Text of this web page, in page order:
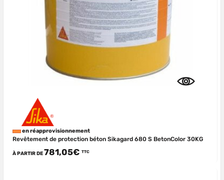
en réapprovisionnement
Revêtement de protection béton Sikagard 680 S BetonColor 30KG
À PARTIR DE781,05€ TTC